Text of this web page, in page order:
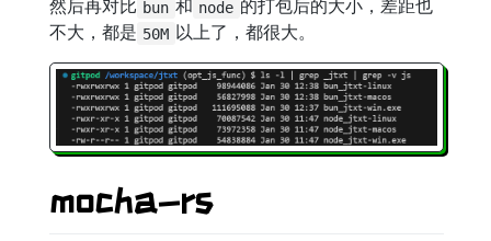
然后再对比 bun 和 node 的打包后的大小，差距也
不大，都是 50M 以上了，都很大。
mocha-rs